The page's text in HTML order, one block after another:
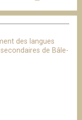
des langues
de Bâle-